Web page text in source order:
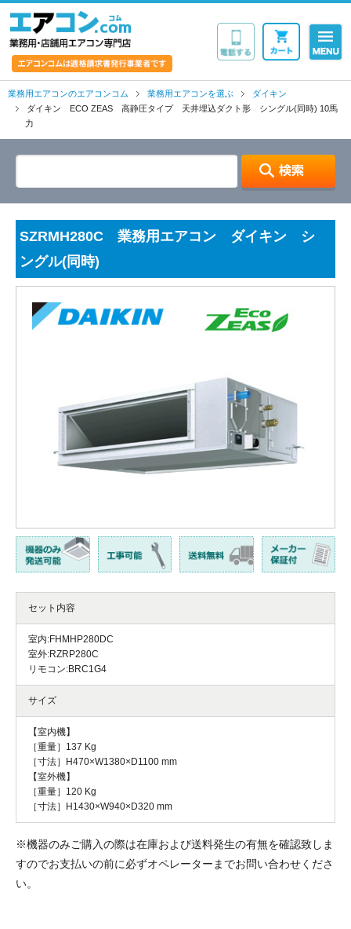
業務用エアコンのエアコンコム 業務用エアコンを選ぶ
ダイキン
ダイキン ECO ZEAS 高静圧タイプ 天井埋込ダクト形 シングル(同時) 10馬
力
SZRMH280C 業務用エアコン ダイキン シ
ングル(同時)
セット内容
室内:FHMHP280DC
室外:RZRP280C
リモコン:BRC1G4
サイズ
【室内機】
［重量］137 Kg
［寸法］H470×W1380×D1100 mm
【室外機】
［重量］120 Kg
［寸法］H1430×W940×D320 mm
※機器のみご購入の際は在庫および送料発生の有無を確認致しま
すのでお支払いの前に必ずオペレーターまでお問い合わせくださ
い。